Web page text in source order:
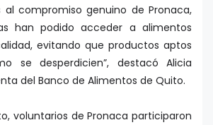
al compromiso genuino de Pronaca,
han podido acceder a alimentos
evitando que productos aptos
se desperdicien”, destacó Alicia
del Banco de Alimentos de Quito.
voluntarios de Pronaca participaron